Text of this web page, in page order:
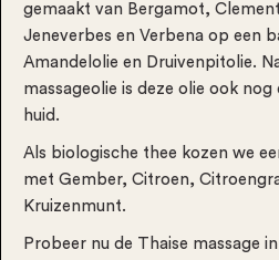
gemaakt van Bergamot,
Jeneverbes en Verbena op een
Amandelolie en Druivenpitolie.
massageolie is deze olie ook
huid.
Als biologische thee kozen we
met Gember, Citroen,
Kruizenmunt.
Probeer nu de Thaise massage